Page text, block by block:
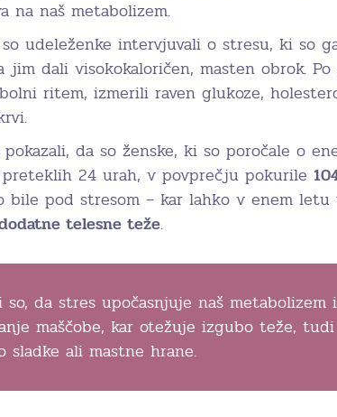
na naš metabolizem.
so udeleženke intervjuvali o stresu, ki so
jim dali visokokaloričen, masten obrok.
ritem, izmerili raven glukoze,
da so ženske, ki so poročale o
24 urah, v povprečju pokurile
bile pod stresom – kar lahko v enem letu
telesne teže.
so, da stres upočasnjuje naš metabolizem
maščobe, kar otežuje izgubo teže,
sladke ali mastne hrane.